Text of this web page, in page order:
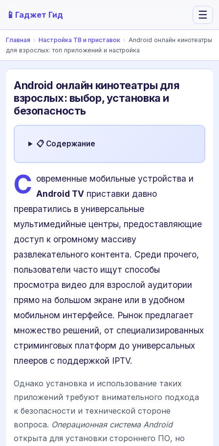
📱 Гаджет Гид ☰
Главная › Настройка ТВ и приставок › Android онлайн кинотеатры
для взрослых: топ приложений и настройка
Android онлайн кинотеатры для
взрослых: выбор, установка и
безопасность
📋 Содержание
С овременные мобильные устройства и
Android TV приставки давно
превратились в универсальные
мультимедийные центры, предоставляющие
доступ к огромному массиву
развлекательного контента. Среди прочего,
пользователи часто ищут способы
просмотра видео для взрослой аудитории
прямо на большом экране или в удобном
мобильном интерфейсе. Рынок предлагает
множество решений, от специализированных
стриминговых платформ до универсальных
плееров с поддержкой IPTV.
Однако установка и использование таких
приложений требуют внимательного подхода
к безопасности и технической стороне
вопроса. Операционная система Android
открыта для установки стороннего ПО, но